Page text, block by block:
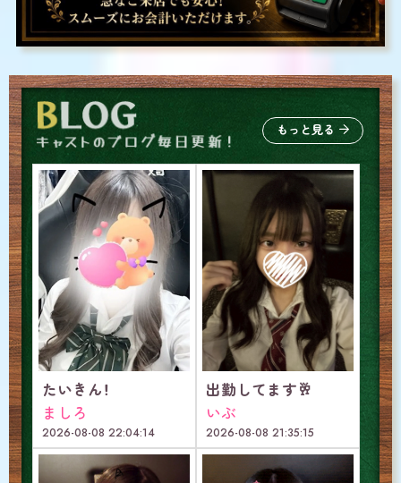
もっと見る
たいきん！
ましろ
2026-08-08 22:04:14
出勤してます🥂
いぶ
2026-08-08 21:35:15